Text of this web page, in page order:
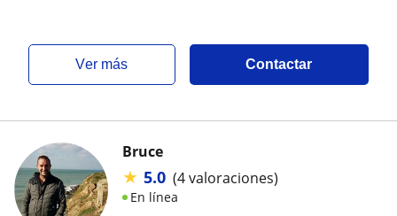
ver más Contactar
Bruce
★ 5.0 (4 valoraciones)
En línea